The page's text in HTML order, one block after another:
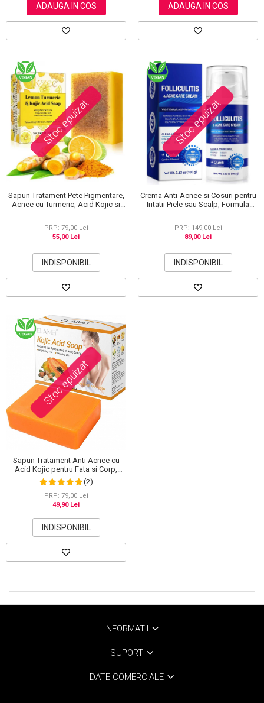
ADAUGA IN COS ADAUGA IN COS
Stoc epuizat
Sapun Tratament Pete Pigmentare,
Acnee cu Turmeric, Acid Kojic si
PRP: 79,00 Lei
55,00 Lei
INDISPONIBIL
Stoc epuizat
Crema Anti-Acnee si Cosuri pentru
Iritatii Piele sau Scalp, Formula
PRP: 149,00 Lei
89,00 Lei
INDISPONIBIL
Stoc epuizat
Sapun Tratament Anti Acnee cu
Acid Kojic pentru Fata si Corp,
Efect de Albire si Depigmentare a
pielii, Elaimei, 100 g
(2)
PRP: 79,00 Lei
49,90 Lei
INDISPONIBIL
INFORMATII
SUPORT
DATE COMERCIALE